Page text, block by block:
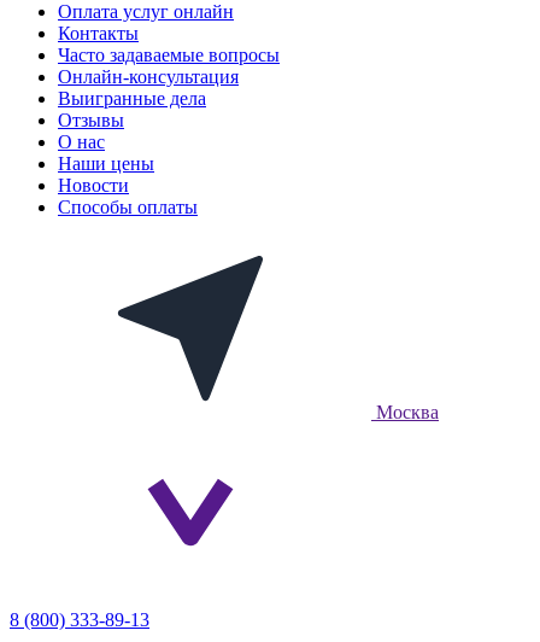
Оплата услуг онлайн
Контакты
Часто задаваемые вопросы
Онлайн-консультация
Выигранные дела
Отзывы
О нас
Наши цены
Новости
Способы оплаты
Москва
8 (800) 333-89-13